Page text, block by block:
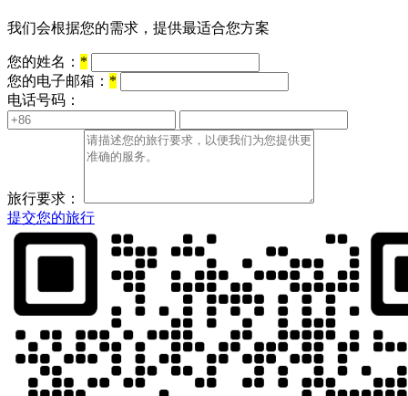
我们会根据您的需求，提供最适合您方案
您的姓名： *
您的电子邮箱： *
电话号码：
旅行要求：
提交您的旅行